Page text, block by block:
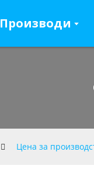
Производи
Цена за